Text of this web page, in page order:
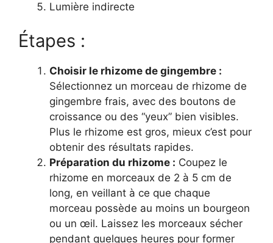
Lumière indirecte
Étapes :
Choisir le rhizome de gingembre :
Sélectionnez un morceau de rhizome de
gingembre frais, avec des boutons de
croissance ou des “yeux” bien visibles.
Plus le rhizome est gros, mieux c’est pour
obtenir des résultats rapides.
Préparation du rhizome : Coupez le
rhizome en morceaux de 2 à 5 cm de
long, en veillant à ce que chaque
morceau possède au moins un bourgeon
ou un œil. Laissez les morceaux sécher
pendant quelques heures pour former